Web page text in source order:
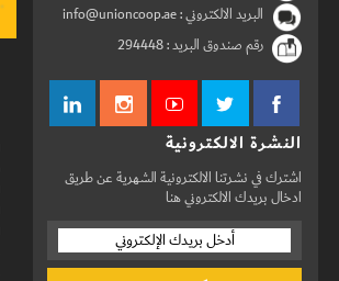
البريد الالكتروني : info@unioncoop.ae
رقم صندوق البريد :294448
النشرة الالكترونية
اشترك في نشرتنا الالكترونية الشهرية عن طريق
ادخال بريدك الالكتروني هنا